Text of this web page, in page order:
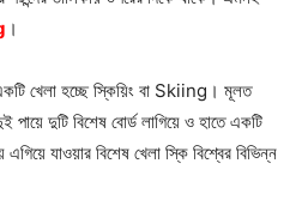
।
খেলা হচ্ছে স্কিয়িং বা Skiing। মূলত
পায়ে দুটি বিশেষ বোর্ড লাগিয়ে ও হাতে একটি
যাওয়ার বিশেষ খেলা স্কি বিশ্বের বিভিন্ন